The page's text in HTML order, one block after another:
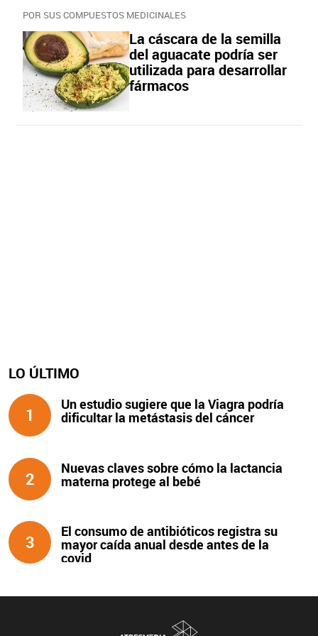
POR SUS COMPUESTOS MEDICINALES
La cáscara de la semilla
del aguacate podría ser
utilizada para desarrollar
fármacos
LO ÚLTIMO
1
Un estudio sugiere que la Viagra podría
dificultar la metástasis del cáncer
2
Nuevas claves sobre cómo la lactancia
materna protege al bebé
3
El consumo de antibióticos registra su
mayor caída anual desde antes de la
covid